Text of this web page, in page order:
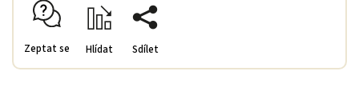
Zeptat se Hlídat Sdílet